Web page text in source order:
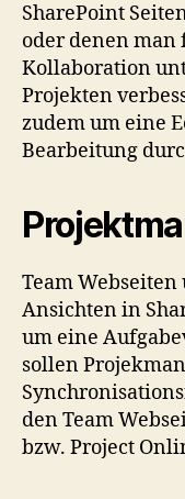
SharePoint
oder denen man
Kollaboration
Projekten
zudem um eine
Bearbeitung
Team
Ansichten in
um eine
sollen
den Team
bzw. Project